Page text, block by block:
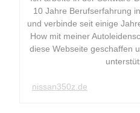
10 Jahre Berufserfahrung
und verbinde seit einige
How mit meiner
diese Webseite geschaffen
nissan350z.de